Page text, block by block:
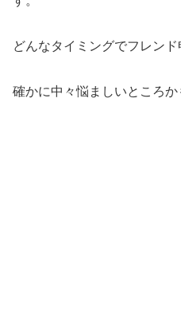
どんなタイミングでフレン
確かに中々悩ましいところか